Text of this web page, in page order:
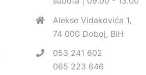
Alekse Vidakovića 1,
74 000 Doboj, BiH
053 241 602
065 223 646